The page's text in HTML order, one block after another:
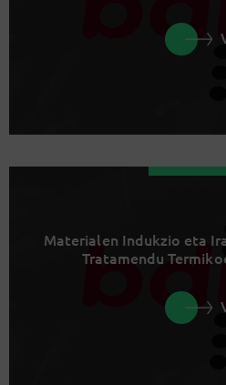
Materialen Indukzio eta
Tratamendu